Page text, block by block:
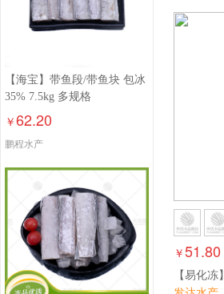
【海宝】带鱼段/带鱼块 包冰
35% 7.5kg 多规格
￥62.20
鹏程水产
￥51.80